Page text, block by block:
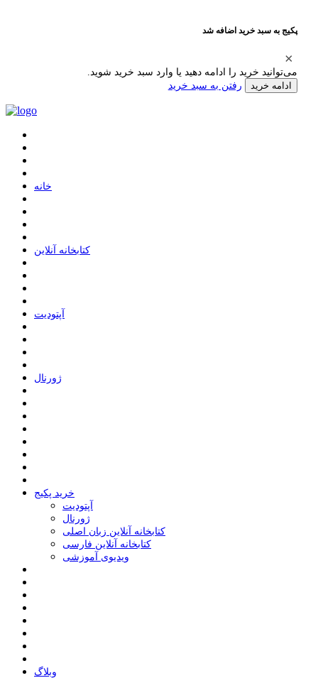
پکیج به سبد خرید اضافه شد
می‌توانید خرید را ادامه دهید یا وارد سبد خرید شوید.
ادامه خرید رفتن به سبد خرید
ﺧﺎﻧﻪ
ﮐﺘﺎﺑﺨﺎﻧﻪ ﺁﻧﻼﯾﻦ
ﺁﭘﺘﻮﺩﯾﺖ
ﮊﻭﺭﻧﺎﻝ
خرید پکیج
ﺁﭘﺘﻮﺩﯾﺖ
ﮊﻭﺭﻧﺎﻝ
کتابخانه آنلاین زبان اصلی
کتابخانه آنلاین فارسی
ویدیوی آموزشی
وبلاگ